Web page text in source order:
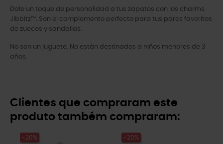
Dale un toque de personalidad a tus zapatos con los charms
Jibbitz™. Son el complemento perfecto para tus pares favoritos
de zuecos y sandalias.
No son un juguete. No están destinados a niños menores de 3
años.
Clientes que compraram este
produto também compraram:
-20% -20%